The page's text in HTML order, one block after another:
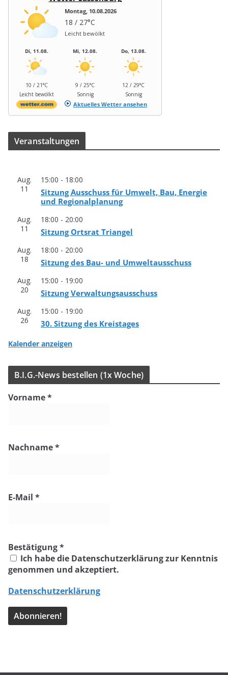
Montag, 10.08.2026
18 / 27°C
Leicht bewölkt
Di, 11.08.
10 / 21°C
Leicht bewölkt
Mi, 12.08.
9 / 25°C
Sonnig
Do, 13.08.
12 / 29°C
Sonnig
Aktuelles Wetter ansehen
Ver­an­stal­tun­gen
Aug.
11
15:00 - 18:00
Sit­zung Aus­schuss für Umwelt, Bau, Ener­gie
und Regionalplanung
Aug.
11
18:00 - 20:00
Sit­zung Orts­rat Triangel
Aug.
18
18:00 - 20:00
Sit­zung des Bau- und Umweltausschuss
Aug.
20
15:00 - 19:00
Sit­zung Verwaltungsausschuss
Aug.
26
15:00 - 19:00
30. Sit­zung des Kreistages
Kalender anzeigen
B.I.G.-News bestel­len (1x Woche)
Vorname*
Nachname*
E-Mail *
Bestätigung*
Ich habe die Datenschutzerklärung zur Kenntnis
genommen und akzeptiert.
Datenschutzerklärung